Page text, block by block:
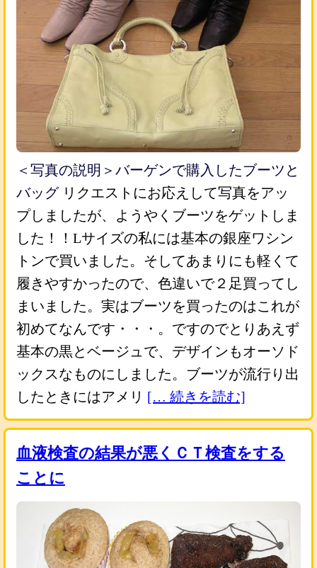
＜写真の説明＞バーゲンで購入したブーツと
バッグリクエストにお応えして写真をアッ
プしましたが、ようやくブーツをゲットしま
した！！Lサイズの私には基本の銀座ワシン
トンで買いました。そしてあまりにも軽くて
履きやすかったので、色違いで２足買ってし
まいました。実はブーツを買ったのはこれが
初めてなんです・・・。ですのでとりあえず
基本の黒とベージュで、デザインもオーソド
ックスなものにしました。ブーツが流行り出
したときにはアメリ [… 続きを読む]
血液検査の結果が悪くＣＴ検査をする
ことに